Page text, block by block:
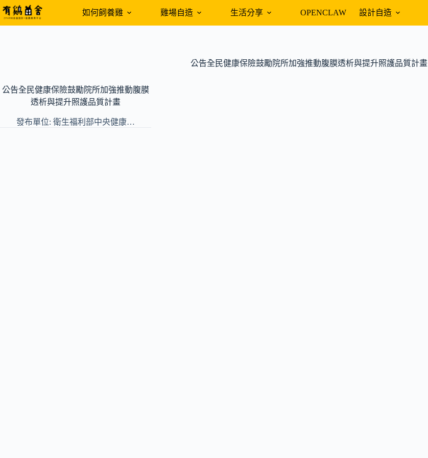
跳
至
如何飼養雞 雞場自造 生活分享 OPENCLAW 設計自造
公告全民健康保險鼓勵院所加強推動腹膜透析與提升照護品質計畫
公告全民健康保險鼓勵院所加強推動腹膜
透析與提升照護品質計畫
發布單位: 衛生福利部中央健康…